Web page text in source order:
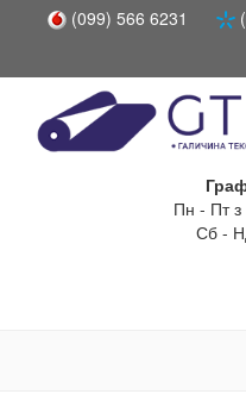
(099) 566 6231
Пн - Пт
Сб -